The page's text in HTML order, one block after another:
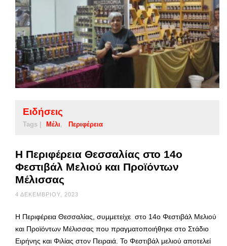
Ειδήσεις
Tags | Μέλι Περιφέρεια
Η Περιφέρεια Θεσσαλίας στο 14ο
Φεστιβάλ Μελιού και Προϊόντων
Μέλισσας
4 ΔΕΚΕΜΒΡΊΟΥ, 2023
Η Περιφέρεια Θεσσαλίας, συμμετείχε στο 14ο Φεστιβάλ Μελιού
και Προϊόντων Μέλισσας που πραγματοποιήθηκε στο Στάδιο
Ειρήνης και Φιλίας στον Πειραιά. Το Φεστιβάλ μελιού αποτελεί